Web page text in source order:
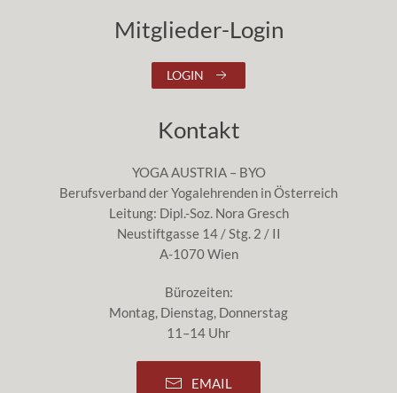
Mitglieder-Login
LOGIN
Kontakt
YOGA AUSTRIA – BYO
Berufsverband der Yogalehrenden in Österreich
Leitung: Dipl.-Soz. Nora Gresch
Neustiftgasse 14 / Stg. 2 / II
A-1070 Wien
Bürozeiten:
Montag, Dienstag, Donnerstag
11–14 Uhr
EMAIL